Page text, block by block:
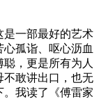
是一部最好的艺术
孤诣、呕心沥血
，更是所有为人
不敢讲出口，也无
。我读了《傅雷家